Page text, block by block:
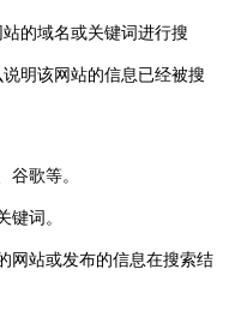
的域名或关键词进行搜
明该网站的信息已经被搜
谷歌等。
词。
站或发布的信息在搜索结